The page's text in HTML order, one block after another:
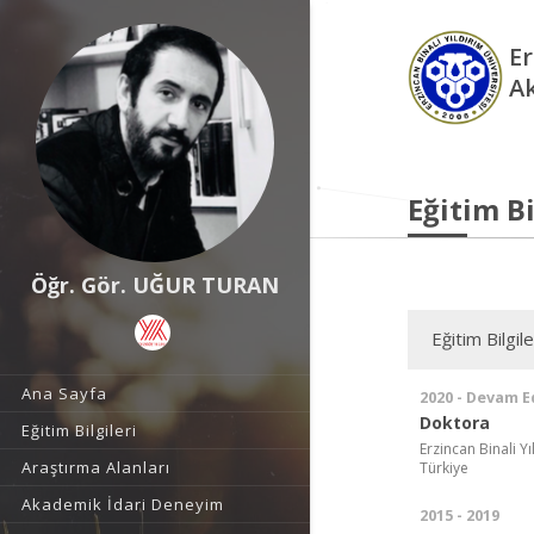
Öğr. Gör. UĞUR TURAN
Ana Sayfa
Eğitim Bilgileri
Araştırma Alanları
Akademik İdari Deneyim
Eğitim
Eğitim
2020 - Devam
Doktora
Erzincan Binali
Türkiye
2015 - 2019